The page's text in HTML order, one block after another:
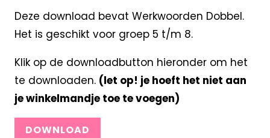
Deze download bevat Werkwoorden Dobbel.
Het is geschikt voor groep 5 t/m 8.
Klik op de downloadbutton hieronder om het
te downloaden. (let op! je hoeft het niet aan
je winkelmandje toe te voegen)
DOWNLOAD